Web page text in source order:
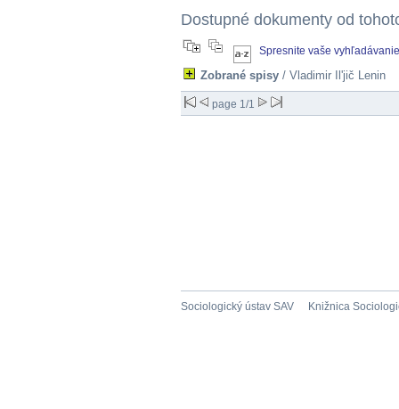
Dostupné dokumenty od
Spresnite vaše vyhľadávanie
Zobrané spisy / Vladimir Il'jič Lenin
page 1/1
Sociologický ústav SAV Knižnica